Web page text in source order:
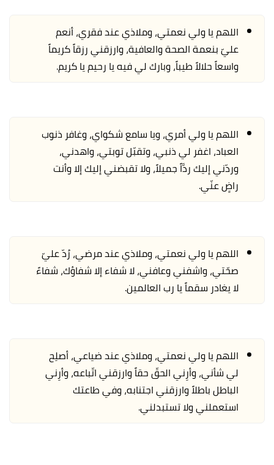
اللهم يا ولي نعمتي، وملاذي عند فقري، أنعم
عليّ بنعمة الصحة والعافية، وارزقني رزقاً كريماً
واسعاً حلالاً طيباً، وبارك لي فيه يا رحيم يا كريم.
اللهم يا ولي أمري، ويا سامع شكواي، وغافر ذنوب
العباد، اغفر لي ذنبي، وتقبّل توبتي، واهدني،
وردّني إليك ردَّاً جميلاً، ولا تقبضني إليك إلا وأنت
راضٍ عنّي.
اللهم يا ولي نعمتي، وملاذي عند مرضي، رُدّ عليّ
صحّتي، واشفني وعافني، لا شفاء إلا شفاؤك، شفاءً
لا يغادر سقماً يا رب العالمين.
اللهم يا ولي نعمتي، وملاذي عند ضياعي، أصلِح
لي شأني، وأرِني الحقّ حقاً وارزقني اتّباعه، وأرِني
الباطل باطلاً وارزقني اجتنابه، وفي طاعتك
استعملني ولا تستبدلني.